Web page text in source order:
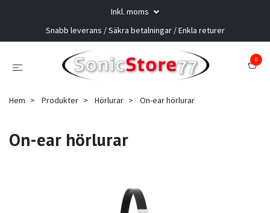
Inkl. moms
Snabb leverans / Säkra betalningar / Enkla returer
0
Hem Produkter Hörlurar On-ear hörlurar
On-ear hörlurar